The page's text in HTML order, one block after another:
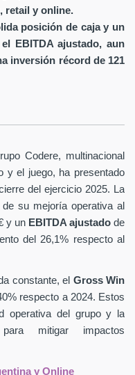
retail y online.
posición de caja y un
EBITDA ajustado, aun
inversión récord de 121
Codere, multinacional
y el juego, ha presentado
del ejercicio 2025. La
su mejoría operativa al
y un EBITDA ajustadode
del 26,1% respecto al
constante, el Gross Win
respecto a 2024. Estos
operativa del grupo y la
mitigar impactos
y Online